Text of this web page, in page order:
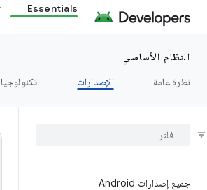
Essentials
النظام الأساسي
نظرة عامة
الإصدارات تكنولوجيا
جميع إصدارات Android